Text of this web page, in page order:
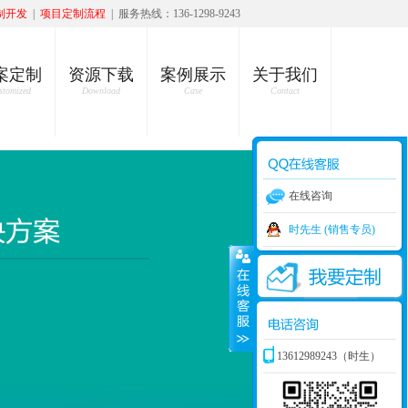
开发 项目定制流程 | 服务热线：136-1298-9243
定制 资源下载
Download
案例展示
Case
关于我们
Contact
在线咨询
时先生 (销售专员)
13612989243（时生）